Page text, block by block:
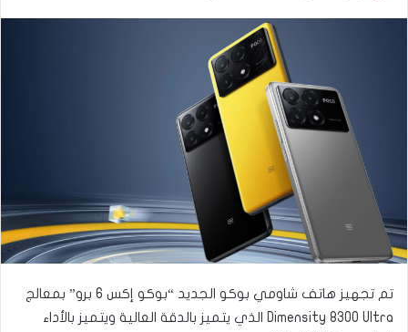
ب
ع
ت
س
ب
ل
ت
و
ن
تم تجهيز هاتف شاومي بوكو الجديد “بوكو إكس 6 برو” بمعالج
Dimensity 8300 Ultra الذي يتميز بالدقة العالية ويتميز بالأداء